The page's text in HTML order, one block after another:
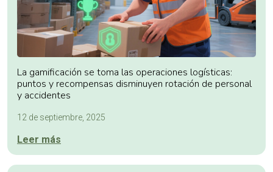
La gamificación se toma las operaciones logísticas:
puntos y recompensas disminuyen rotación de personal
y accidentes
12 de septiembre, 2025
Leer más